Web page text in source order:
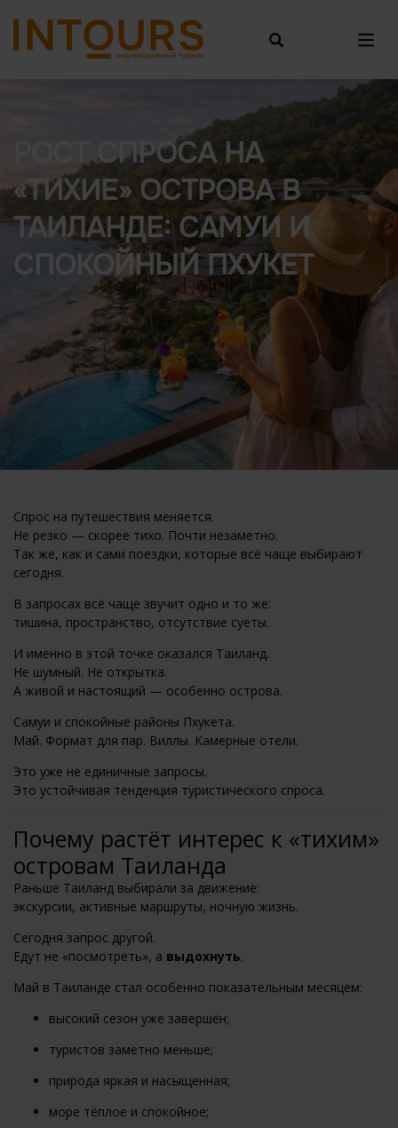
РОСТ СПРОСА НА
«ТИХИЕ» ОСТРОВА В
ТАИЛАНДЕ: САМУИ И
СПОКОЙНЫЙ ПХУКЕТ
Спрос на путешествия меняется.
Не резко — скорее тихо. Почти незаметно.
Так же, как и сами поездки, которые всё чаще выбирают
сегодня.
В запросах всё чаще звучит одно и то же:
тишина, пространство, отсутствие суеты.
И именно в этой точке оказался Таиланд.
Не шумный. Не открытка.
А живой и настоящий — особенно острова.
Самуи и спокойные районы Пхукета.
Май. Формат для пар. Виллы. Камерные отели.
Это уже не единичные запросы.
Это устойчивая тенденция туристического спроса.
Почему растёт интерес к «тихим»
островам Таиланда
Раньше Таиланд выбирали за движение:
экскурсии, активные маршруты, ночную жизнь.
Сегодня запрос другой.
Едут не «посмотреть», а выдохнуть.
Май в Таиланде стал особенно показательным месяцем:
высокий сезон уже завершён;
туристов заметно меньше;
природа яркая и насыщенная;
море тёплое и спокойное;